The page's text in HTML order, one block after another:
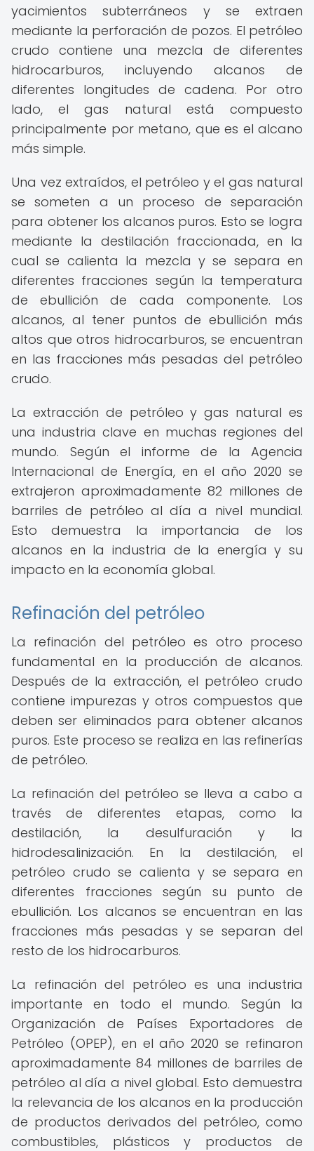
yacimientos subterráneos y se extraen
mediante la perforación de pozos. El petróleo
crudo contiene una mezcla de diferentes
hidrocarburos, incluyendo alcanos de
diferentes longitudes de cadena. Por otro
lado, el gas natural está compuesto
principalmente por metano, que es el alcano
más simple.
Una vez extraídos, el petróleo y el gas natural
se someten a un proceso de separación
para obtener los alcanos puros. Esto se logra
mediante la destilación fraccionada, en la
cual se calienta la mezcla y se separa en
diferentes fracciones según la temperatura
de ebullición de cada componente. Los
alcanos, al tener puntos de ebullición más
altos que otros hidrocarburos, se encuentran
en las fracciones más pesadas del petróleo
crudo.
La extracción de petróleo y gas natural es
una industria clave en muchas regiones del
mundo. Según el informe de la Agencia
Internacional de Energía, en el año 2020 se
extrajeron aproximadamente 82 millones de
barriles de petróleo al día a nivel mundial.
Esto demuestra la importancia de los
alcanos en la industria de la energía y su
impacto en la economía global.
Refinación del petróleo
La refinación del petróleo es otro proceso
fundamental en la producción de alcanos.
Después de la extracción, el petróleo crudo
contiene impurezas y otros compuestos que
deben ser eliminados para obtener alcanos
puros. Este proceso se realiza en las refinerías
de petróleo.
La refinación del petróleo se lleva a cabo a
través de diferentes etapas, como la
destilación, la desulfuración y la
hidrodesalinización. En la destilación, el
petróleo crudo se calienta y se separa en
diferentes fracciones según su punto de
ebullición. Los alcanos se encuentran en las
fracciones más pesadas y se separan del
resto de los hidrocarburos.
La refinación del petróleo es una industria
importante en todo el mundo. Según la
Organización de Países Exportadores de
Petróleo (OPEP), en el año 2020 se refinaron
aproximadamente 84 millones de barriles de
petróleo al día a nivel global. Esto demuestra
la relevancia de los alcanos en la producción
de productos derivados del petróleo, como
combustibles, plásticos y productos de